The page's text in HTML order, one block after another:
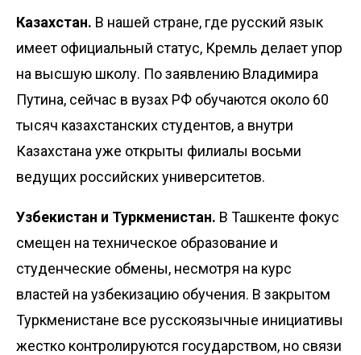
Казахстан. В нашей стране, где русский язык
имеет официальный статус, Кремль делает упор
на высшую школу. По заявлению Владимира
Путина, сейчас в вузах РФ обучаются около 60
тысяч казахстанских студентов, а внутри
Казахстана уже открыты филиалы восьми
ведущих российских университетов.
Узбекистан и Туркменистан. В Ташкенте фокус
смещен на техническое образование и
студенческие обмены, несмотря на курс
властей на узбекизацию обучения. В закрытом
Туркменистане все русскоязычные инициативы
жестко контролируются государством, но связи